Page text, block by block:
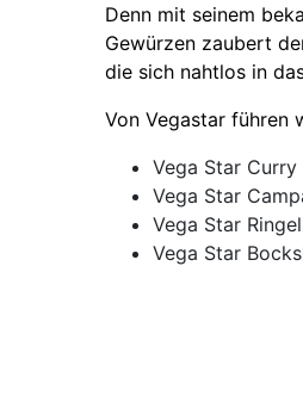
Denn mit seinem
Gewürzen zaubert
die sich nahtlos in
Von Vegastar führen
Vega Star Curry
Vega Star
Vega Star
Vega Star